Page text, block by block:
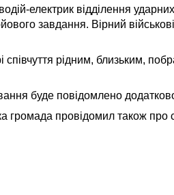
відділення ударних
завдання. Вірний
рідним, близьким,
буде повідомлено
провідомил також про